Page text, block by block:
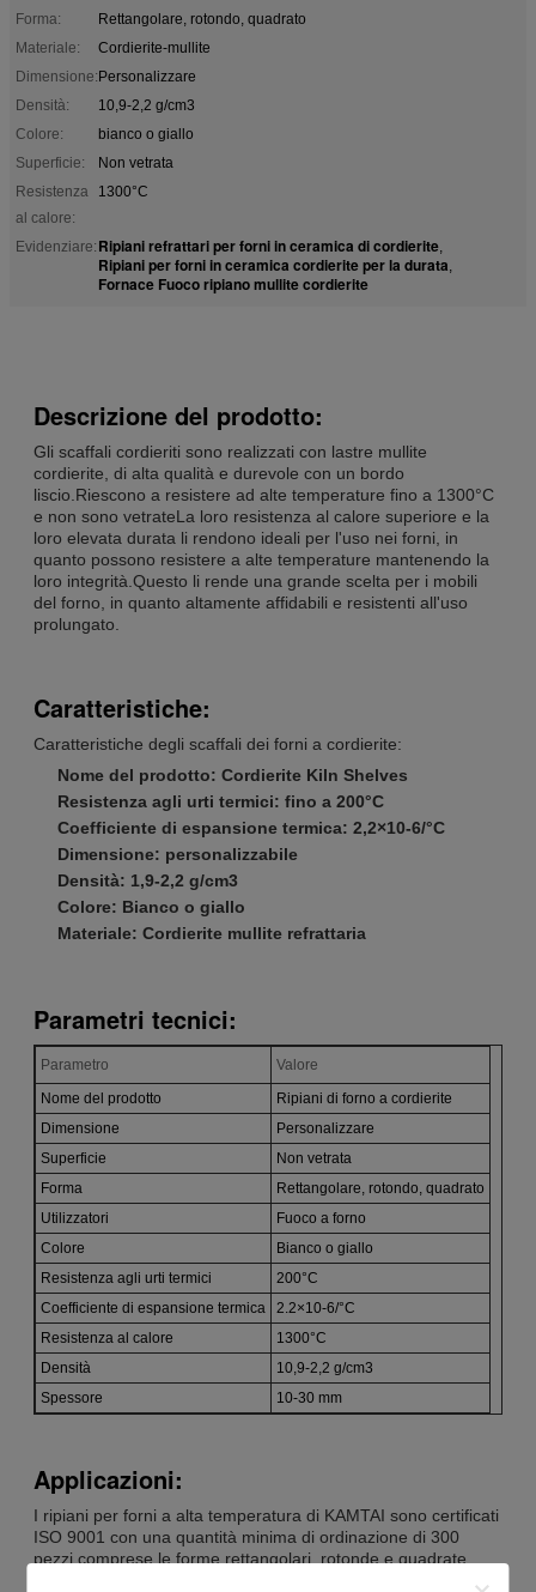
Forma:
Rettangolare, rotondo, quadrato
Materiale:
Cordierite-mullite
Dimensione:Personalizzare
Densità:
10,9-2,2 g/cm3
Colore:
bianco o giallo
Superficie:
Non vetrata
Resistenza
al calore:
1300°C
Evidenziare: Ripiani refrattari per forni in ceramica di cordierite,
Ripiani per forni in ceramica cordierite per la durata,
Fornace Fuoco ripiano mullite cordierite
Descrizione del prodotto:
Gli scaffali cordieriti sono realizzati con lastre mullite
cordierite, di alta qualità e durevole con un bordo
liscio.Riescono a resistere ad alte temperature fino a 1300°C
e non sono vetrateLa loro resistenza al calore superiore e la
loro elevata durata li rendono ideali per l'uso nei forni, in
quanto possono resistere a alte temperature mantenendo la
loro integrità.Questo li rende una grande scelta per i mobili
del forno, in quanto altamente affidabili e resistenti all'uso
prolungato.
Caratteristiche:
Caratteristiche degli scaffali dei forni a cordierite:
Nome del prodotto: Cordierite Kiln Shelves
Resistenza agli urti termici: fino a 200°C
Coefficiente di espansione termica: 2,2×10-6/°C
Dimensione: personalizzabile
Densità: 1,9-2,2 g/cm3
Colore: Bianco o giallo
Materiale: Cordierite mullite refrattaria
Parametri tecnici:
Parametro
Valore
Nome del prodotto
Ripiani di forno a cordierite
Dimensione
Personalizzare
Superficie
Non vetrata
Forma
Rettangolare, rotondo, quadrato
Utilizzatori
Fuoco a forno
Colore
Bianco o giallo
Resistenza agli urti termici
200°C
Coefficiente di espansione termica
2.2×10-6/°C
Resistenza al calore
1300°C
Densità
10,9-2,2 g/cm3
Spessore
10-30 mm
Applicazioni:
I ripiani per forni a alta temperatura di KAMTAI sono certificati
ISO 9001 con una quantità minima di ordinazione di 300
pezzi.comprese le forme rettangolari, rotonde e quadrate,